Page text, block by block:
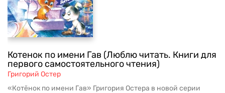
Котенок по имени Гав (Люблю читать. Книги для
первого самостоятельного чтения)
Григорий Остер
«Котёнок по имени Гав» Григория Остера в новой серии